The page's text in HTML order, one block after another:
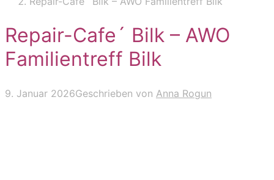
Repair-Cafe´ Bilk – AWO
Familientreff Bilk
9. Januar 2026Geschrieben von Anna Rogun